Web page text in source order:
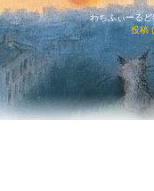
わちふぃーる
投稿